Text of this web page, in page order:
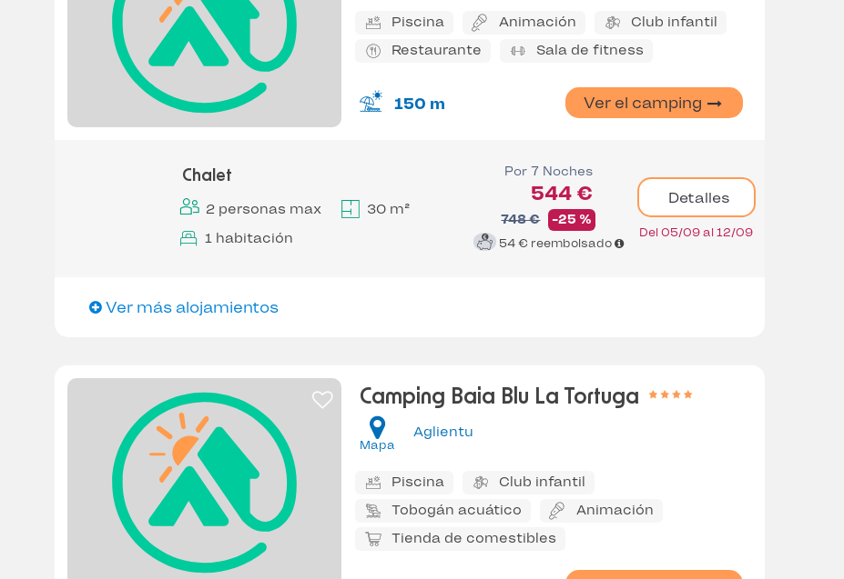
Piscina Animación
Club infantil
Restaurante
Sala de fitness
150 m Ver el camping
Chalet
2 personas max
30 m²
1 habitación
Por 7 Noches
544 €
748 € -25 %
54 € reembolsado
Detalles
Del 05/09 al 12/09
Ver más alojamientos
Camping Baia Blu La Tortuga
Mapa
Aglientu
Piscina
Club infantil
Tobogán acuático
Animación
Tienda de comestibles